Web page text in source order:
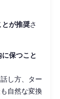
とが推奨さ
保つこと
し方、ター
自然な変換